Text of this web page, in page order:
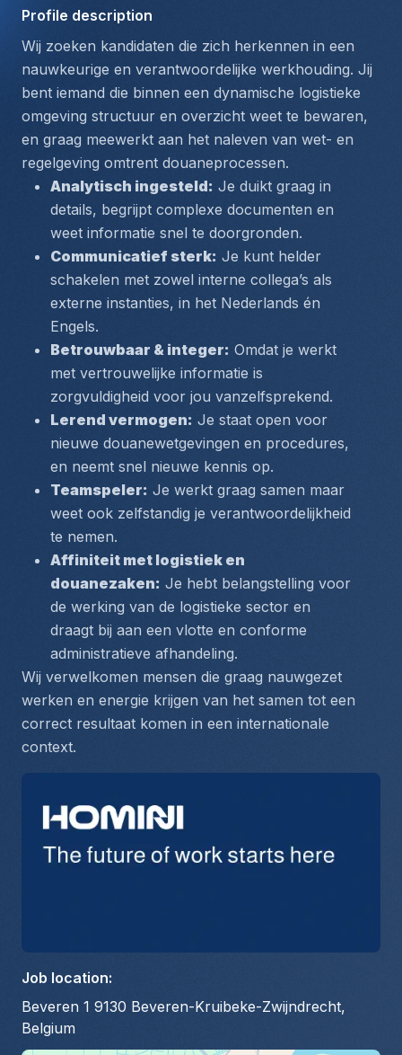
Profile description
Wij zoeken kandidaten die zich herkennen in een
nauwkeurige en verantwoordelijke werkhouding. Jij
bent iemand die binnen een dynamische logistieke
omgeving structuur en overzicht weet te bewaren,
en graag meewerkt aan het naleven van wet- en
regelgeving omtrent douaneprocessen.
Analytisch ingesteld: Je duikt graag in
details, begrijpt complexe documenten en
weet informatie snel te doorgronden.
Communicatief sterk: Je kunt helder
schakelen met zowel interne collega’s als
externe instanties, in het Nederlands én
Engels.
Betrouwbaar & integer: Omdat je werkt
met vertrouwelijke informatie is
zorgvuldigheid voor jou vanzelfsprekend.
Lerend vermogen: Je staat open voor
nieuwe douanewetgevingen en procedures,
en neemt snel nieuwe kennis op.
Teamspeler: Je werkt graag samen maar
weet ook zelfstandig je verantwoordelijkheid
te nemen.
Affiniteit met logistiek en
douanezaken: Je hebt belangstelling voor
de werking van de logistieke sector en
draagt bij aan een vlotte en conforme
administratieve afhandeling.
Wij verwelkomen mensen die graag nauwgezet
werken en energie krijgen van het samen tot een
correct resultaat komen in een internationale
context.
Job location:
Beveren 1 9130 Beveren-Kruibeke-Zwijndrecht,
Belgium